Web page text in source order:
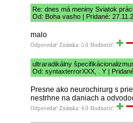
Re: dnes má meniny Sviatok
Od: Boha vasho | Pridané:
malo
Odpovedať Známka: 5.0 Hodnotiť:
ultraradikálny
Od: syntaxterrorXXX, . Y |
Presne ako neurochirurg s
nestrhne na daniach a
Odpovedať Známka: 4.0 Hodnotiť: